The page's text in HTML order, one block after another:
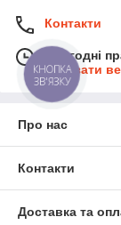
Контакти
Сьогодні
Показати
Про нас
Контакти
Доставка та
КНОПКА
ЗВ'ЯЗКУ